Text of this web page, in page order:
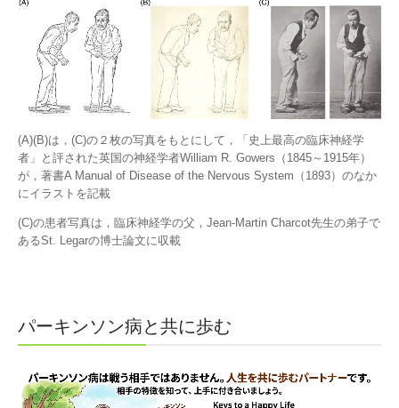
認知症について
脳卒中について
多発性硬化症と視神経脊髄炎
その他神経難病について
頭痛について
めまいについて
(A)(B)は， (C)の２枚の写真をもとにして，「史上最高の臨床神経学
者」と評された英国の神経学者William R. Gowers （ 1845 ～ 1915年）
が，著書A Manual of Disease of the Nervous System （ 1893）のなか
にイラストを記載
(C)の患者写真は，臨床神経学の父， Jean-Martin Charcot先生の弟子で
あるSt. Legarの博士論文に収載
パーキンソン病と共に歩む